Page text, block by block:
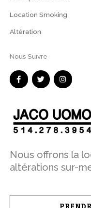
Location Smoking
Altération
Nous Suivre
F
a
c
o
o
k
-
T
w
i
e
r
I
n
s
g
r
a
m
Nous offrons la
altérations sur-